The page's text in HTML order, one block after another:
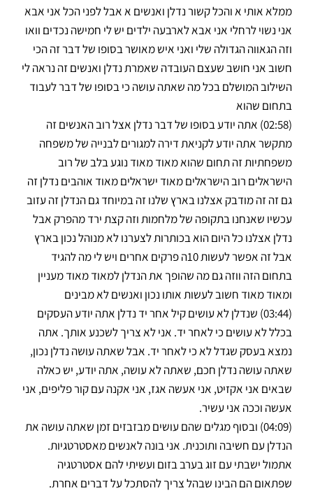
ממלא אותי א והכל קשור נדלן ואנשים א אבל לפני הכל אני אבא
אני נשוי לרחלי אני אבא לארבעה ילדים יש לי חמישה נכדים וואו
וזה הגאווה הגדולה שלי ואני איש מאושר בסופו של דבר זה הכי
חשוב אני חושב שעצם העובדה שאמרת נדלן ואנשים זה נראה לי
השילוב המושלם בכל מה שאתה עושה כי בסופו של דבר לעבוד
בתחום שהוא
(02:58) אתה יודע בסופו של דבר נדלן אצל רוב האנשים זה
מתקשר אתה יודע לקניאת דירה למגורים לבנייה של משפחה
משפחתיות זה תחום שהוא מאוד מאוד נוגע בלב של רוב
הישראלים רוב הישראלים מאוד ישראלים מאוד אוהבים נדלן זה
גם זה זה מודבק אצלנו בארץ שלנו זה במיוחד גם הנדלן זה עזוב
עכשיו שאנחנו בתקופה של מלחמות וזה קצת ירד מהפרק אבל
נדלן אצלנו כל היום הוא בכותרות לצערנו לא מנוהל נכון בארץ
אבל זה אפשר לעשות 10ה פרקים אחרים ויש לי מה להגיד
בתחום הזה ווזה גם מה שהופך את הנדלן למאוד מאוד מעניין
ומאוד מאוד חשוב לעשות אותו נכון ואנשים לא מבינים
(03:44) שנדלן לא עושים קיל אחר יד נדלן אתה יודע העסקים
בכלל לא עושים כי לאחר יד. אני לא צריך לשכנע אותך. אתה
נמצא בעסק שגדל לא כי לאחר יד. אבל שאתה עושה נדלן נכון,
שאתה עושה נדלן חכם, שאתה לא עושה, אתה יודע, יש כאלה
שבאים אני אקזיט, אני אעשה אגז, אני אקנה עם קור פליפים, אני
אעשה וככה אני עשיר.
(04:09) ובסוף מגלים שהם עושים מבזבזים זמן שאתה עושה את
הנדלן עם חשיבה ותוכנית. אני בונה לאנשים מאסטרטגיות.
אתמול ישבתי עם זוג בערב בזום ועשיתי להם אסטרטגיה
שפתאום הם הבינו שבהל צריך להסתכל על דברים אחרת.